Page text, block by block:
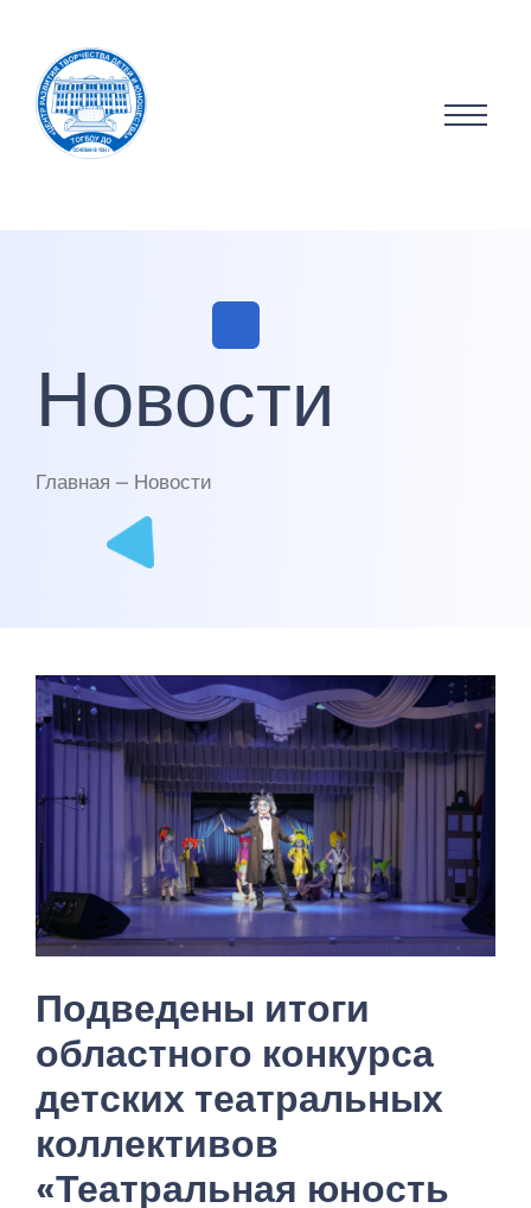
Новости
Главная — Новости
Подведены итоги
областного конкурса
детских театральных
коллективов
«Театральная юность